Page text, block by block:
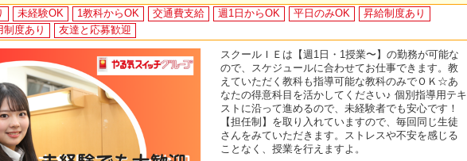
未経験OK 1教科からOK 交通費支給 週1日からOK 平日のみOK
昇給制度あり
制度あり
友達と応募歓迎
スクールＩＥは【週1日・1授業〜】の勤務が可能な
ので、スケジュールに合わせてお仕事できます。教
えていただく教科も指導可能な教科のみでＯＫ☆あ
なたの得意科目を活かしてください♪ 個別指導用テキ
ストに沿って進めるので、未経験者でも安心です！
【担任制】を取り入れていますので、毎回同じ生徒
さんをみていただきます。ストレスや不安を感じる
ことなく、授業を行えますよ。